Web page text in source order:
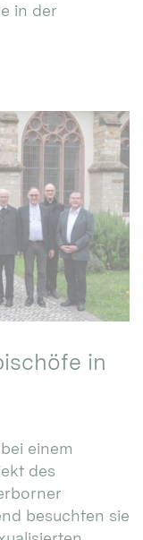
in der
in
einem
des
besuchten sie